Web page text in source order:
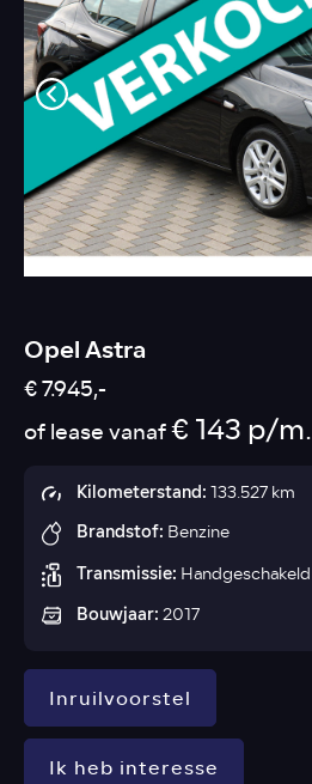
Opel Astra
€ 7.945,-
of lease vanaf€ 143 p/m.
Kilometerstand:133.527 km
Brandstof: Benzine
Transmissie: Handgeschakeld
Bouwjaar:2017
Inruilvoorstel
Ik heb interesse